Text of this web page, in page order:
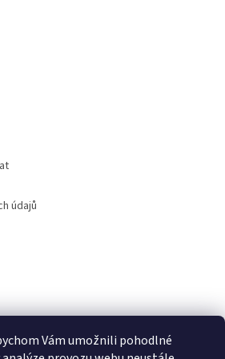
Vám umožnili pohodlné
údajů
HLEDAT